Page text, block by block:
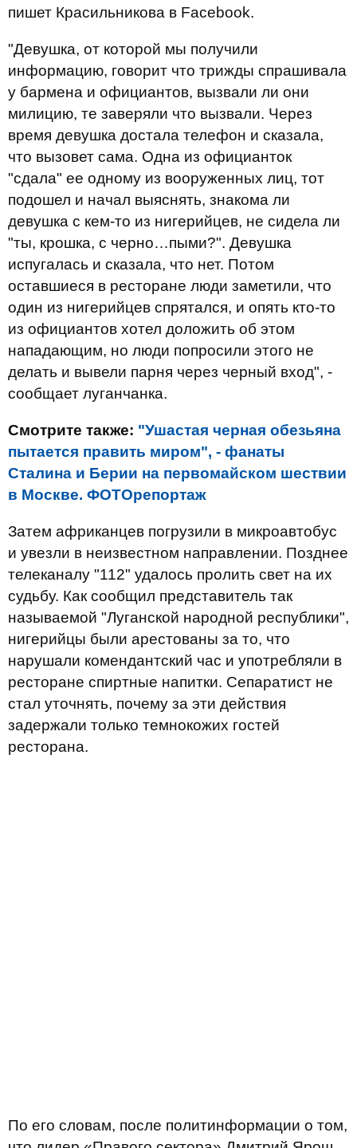
пишет Красильникова в Facebook.
"Девушка, от которой мы получили
информацию, говорит что трижды спрашивала
у бармена и официантов, вызвали ли они
милицию, те заверяли что вызвали. Через
время девушка достала телефон и сказала,
что вызовет сама. Одна из официанток
"сдала" ее одному из вооруженных лиц, тот
подошел и начал выяснять, знакома ли
девушка с кем-то из нигерийцев, не сидела ли
"ты, крошка, с черно…пыми?". Девушка
испугалась и сказала, что нет. Потом
оставшиеся в ресторане люди заметили, что
один из нигерийцев спрятался, и опять кто-то
из официантов хотел доложить об этом
нападающим, но люди попросили этого не
делать и вывели парня через черный вход", -
сообщает луганчанка.
Смотрите также: "Ушастая черная обезьяна
пытается править миром", - фанаты
Сталина и Берии на первомайском шествии
в Москве. ФОТОрепортаж
Затем африканцев погрузили в микроавтобус
и увезли в неизвестном направлении. Позднее
телеканалу "112" удалось пролить свет на их
судьбу. Как сообщил представитель так
называемой "Луганской народной республики",
нигерийцы были арестованы за то, что
нарушали комендантский час и употребляли в
ресторане спиртные напитки. Сепаратист не
стал уточнять, почему за эти действия
задержали только темнокожих гостей
ресторана.
По его словам, после политинформации о том,